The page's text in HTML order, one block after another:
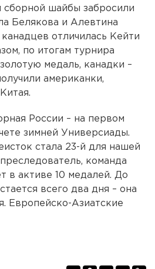
сборной шайбы забросили
Белякова и Алевтина
отличилась Кейти
по итогам турнира
медаль, канадки –
американки,
России – на первом
зимней Универсиады.
стала 23-й для нашей
команда
в активе 10 медалей. До
всего два дня – она
Европейско-Азиатские